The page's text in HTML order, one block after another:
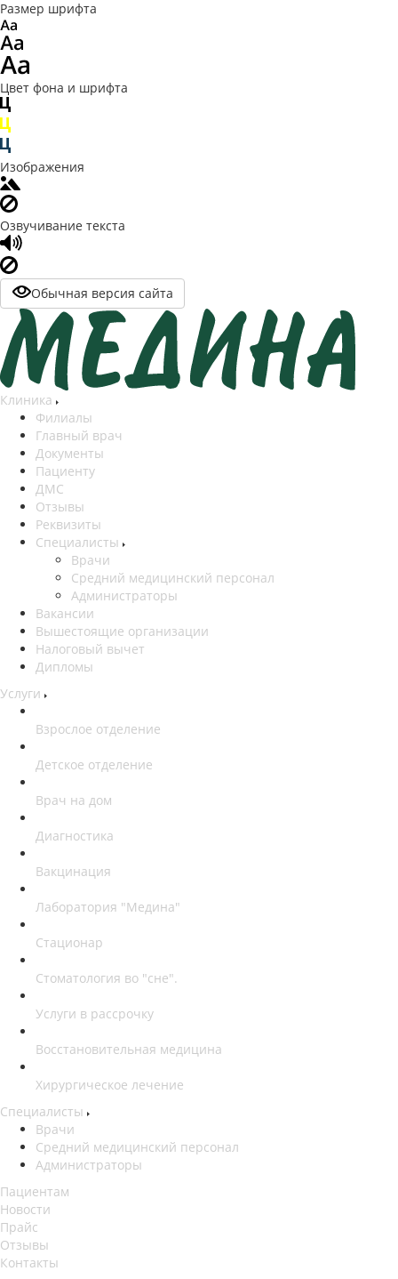
Размер шрифта
Цвет фона и шрифта
Изображения
Озвучивание текста
Обычная версия сайта
Клиника
Филиалы
Главный врач
Документы
Пациенту
ДМС
Отзывы
Реквизиты
Специалисты
Врачи
Средний медицинский персонал
Администраторы
Вакансии
Вышестоящие организации
Налоговый вычет
Дипломы
Услуги
Взрослое отделение
Детское отделение
Врач на дом
Диагностика
Вакцинация
Лаборатория "Медина"
Стационар
Стоматология во "сне".
Услуги в рассрочку
Восстановительная медицина
Хирургическое лечение
Специалисты
Врачи
Средний медицинский персонал
Администраторы
Пациентам
Новости
Прайс
Отзывы
Контакты